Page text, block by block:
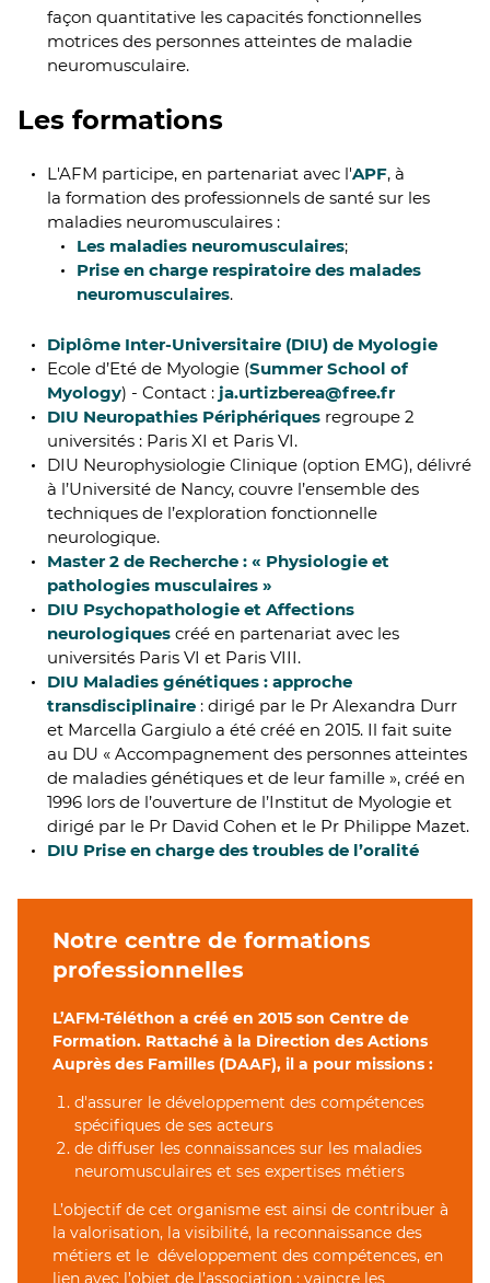
façon quantitative les capacités fonctionnelles
motrices des personnes atteintes de maladie
neuromusculaire.
Les formations
L'AFM participe, en partenariat avec l'APF, à
la formation des professionnels de santé sur les
maladies neuromusculaires :
Les maladies neuromusculaires;
Prise en charge respiratoire des malades
neuromusculaires.
Diplôme Inter-Universitaire (DIU) de Myologie
Ecole d’Eté de Myologie (Summer School of
Myology) - Contact : ja.urtizberea@free.fr
DIU Neuropathies Périphériques regroupe 2
universités : Paris XI et Paris VI.
DIU Neurophysiologie Clinique (option EMG), délivré
à l’Université de Nancy, couvre l’ensemble des
techniques de l’exploration fonctionnelle
neurologique.
Master 2 de Recherche : « Physiologie et
pathologies musculaires »
DIU Psychopathologie et Affections
neurologiques créé en partenariat avec les
universités Paris VI et Paris VIII.
DIU Maladies génétiques : approche
transdisciplinaire : dirigé par le Pr Alexandra Durr
et Marcella Gargiulo a été créé en 2015. Il fait suite
au DU « Accompagnement des personnes atteintes
de maladies génétiques et de leur famille », créé en
1996 lors de l’ouverture de l’Institut de Myologie et
dirigé par le Pr David Cohen et le Pr Philippe Mazet.
DIU Prise en charge des troubles de l’oralité
Notre centre de formations
professionnelles
L’AFM-Téléthon a créé en 2015 son Centre de
Formation. Rattaché à la Direction des Actions
Auprès des Familles (DAAF), il a pour missions :
d'assurer le développement des compétences
spécifiques de ses acteurs
de diffuser les connaissances sur les maladies
neuromusculaires et ses expertises métiers
L’objectif de cet organisme est ainsi de contribuer à
la valorisation, la visibilité, la reconnaissance des
métiers et le développement des compétences, en
lien avec l’objet de l’association : vaincre les